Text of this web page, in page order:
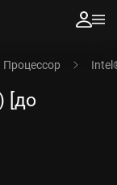
Процессор
[до